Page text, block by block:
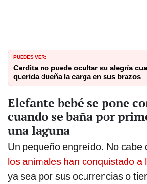
PUEDES VER:
Cerdita no puede ocultar su alegría
querida dueña la carga en sus brazos
Elefante bebé se pone
cuando se baña por
una laguna
Un pequeño engreído. No cabe
los animales han conquistado a
ya sea por sus ocurrencias o